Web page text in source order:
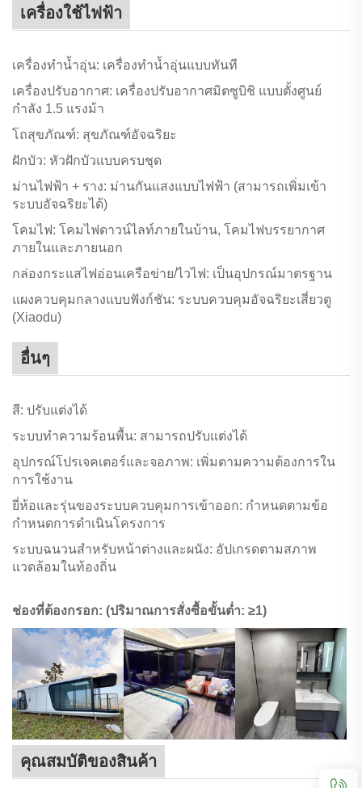
เครื่องใช้ไฟฟ้า
เครื่องทำน้ำอุ่น: เครื่องทำน้ำอุ่นแบบทันที
เครื่องปรับอากาศ: เครื่องปรับอากาศมิตซูบิชิ แบบตั้งศูนย์
กำลัง 1.5 แรงม้า
โถสุขภัณฑ์: สุขภัณฑ์อัจฉริยะ
ฝักบัว: หัวฝักบัวแบบครบชุด
ม่านไฟฟ้า + ราง: ม่านกันแสงแบบไฟฟ้า (สามารถเพิ่มเข้า
ระบบอัจฉริยะได้)
โคมไฟ: โคมไฟดาวน์ไลท์ภายในบ้าน, โคมไฟบรรยากาศ
ภายในและภายนอก
กล่องกระแสไฟอ่อนเครือข่าย/ไวไฟ: เป็นอุปกรณ์มาตรฐาน
แผงควบคุมกลางแบบฟังก์ชัน: ระบบควบคุมอัจฉริยะเสี่ยวตู
(Xiaodu)
อื่นๆ
สี: ปรับแต่งได้
ระบบทำความร้อนพื้น: สามารถปรับแต่งได้
อุปกรณ์โปรเจคเตอร์และจอภาพ: เพิ่มตามความต้องการใน
การใช้งาน
ยี่ห้อและรุ่นของระบบควบคุมการเข้าออก: กำหนดตามข้อ
กำหนดการดำเนินโครงการ
ระบบฉนวนสำหรับหน้าต่างและผนัง: อัปเกรดตามสภาพ
แวดล้อมในท้องถิ่น
ช่องที่ต้องกรอก: (ปริมาณการสั่งซื้อขั้นต่ำ: ≥1)
คุณสมบัติของสินค้า